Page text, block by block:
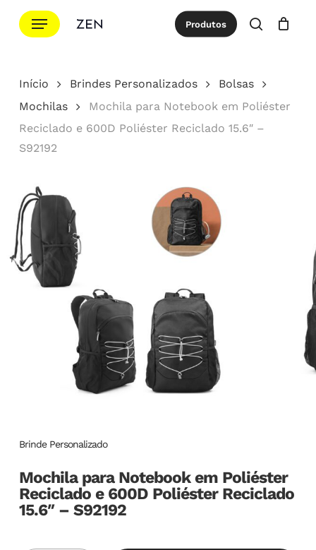
para
principal
Menu Produtos
procurar
Cotação Close
Início Brindes Personalizados
Bolsas
Mochilas
Mochila para Notebook em Poliéster
Reciclado e 600D Poliéster Reciclado 15.6″ –
S92192
Brinde Personalizado
Mochila para Notebook em Poliéster
Reciclado e 600D Poliéster Reciclado
15.6″ – S92192